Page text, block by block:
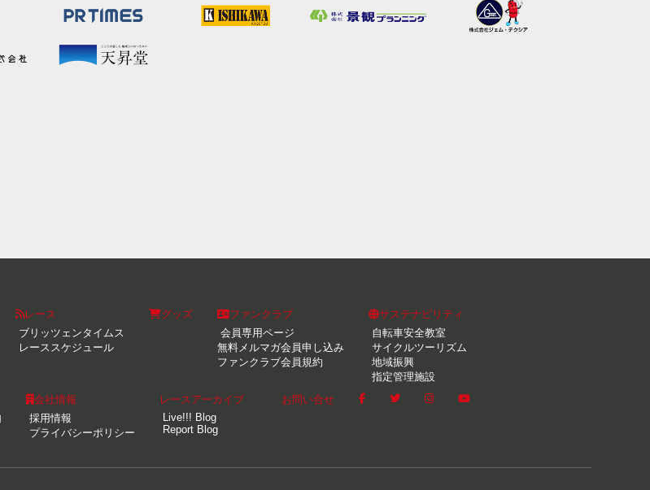
レース
ブリッツェンタイムス
レーススケジュール
グッズ
ファンクラブ
会員専用ページ
無料メルマガ会員申し込み
ファンクラブ会員規約
サステナビリティ
自転車安全教室
サイクルツーリズム
地域振興
指定管理施設
会社情報
採用情報
プライバシーポリシー
レースアーカイブ
Live!!! Blog
Report Blog
お問い合せ